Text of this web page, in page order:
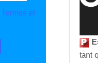
Termes et
tant